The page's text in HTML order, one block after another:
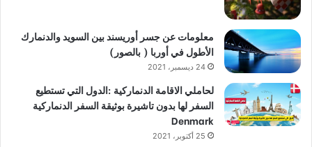
معلومات عن جسر أوريسند بين السويد والدنمارك
الأطول في أوربا ( بالصور)
24 ديسمبر، 2021
لحاملي الاقامة الدنماركية :الدول التي تستطيع
السفر لها بدون تاشيرة بوثيقة السفر الدنماركية
Denmark
25 أكتوبر، 2021